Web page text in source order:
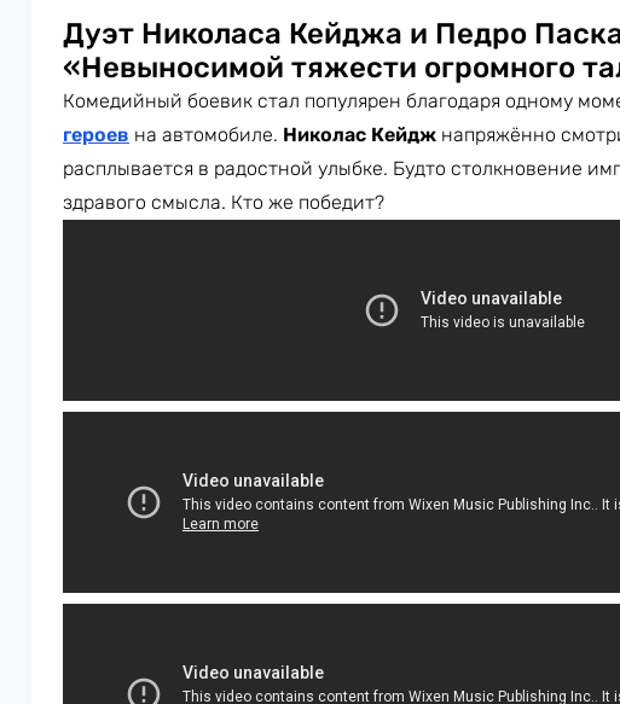
Дуэт Николаса Кейджа и Педро
«Невыносимой тяжести огромного
Комедийный боевик стал популярен благодаря одному
героев на автомобиле. Николас Кейдж напряжённо
расплывается в радостной улыбке. Будто столкновение
здравого смысла. Кто же победит?